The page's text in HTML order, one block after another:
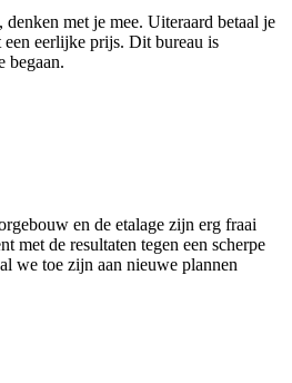
met je mee. Uiteraard betaal je
eerlijke prijs. Dit bureau is
begaan.
en de etalage zijn erg fraai
met de resultaten tegen een scherpe
we toe zijn aan nieuwe plannen